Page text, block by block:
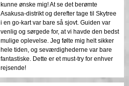
kunne ønske mig! At se det berømte
Asakusa-distrikt og derefter tage til Skytree
i en go-kart var bare så sjovt. Guiden var
venlig og sørgede for, at vi havde den bedst
mulige oplevelse. Jeg følte mig helt sikker
hele tiden, og seværdighederne var bare
fantastiske. Dette er et must-try for enhver
rejsende!